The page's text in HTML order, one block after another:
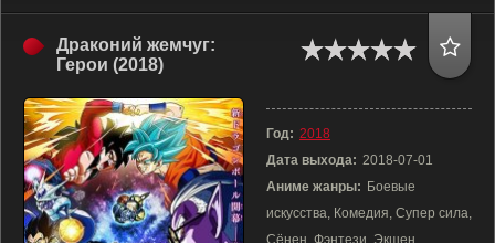
Драконий жемчуг:
Герои (2018)
Год: 2018
Дата выхода: 2018-07-01
Аниме жанры: Боевые
искусства, Комедия, Супер сила,
Сёнен, Фэнтези, Экшен